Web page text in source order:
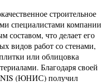
строительное
специалистами компании
составом, что делает его
видов работ со стенами,
или облицовка
Благодаря своей
(ЮНИС) получил